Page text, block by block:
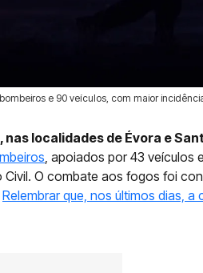
e 90 veículos, com maior
localidades de Évora e
, apoiados por 43 veículos
O combate aos fogos foi
Relembrar que, nos últimos dias, a